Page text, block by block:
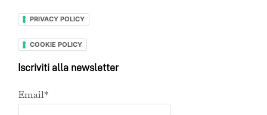
PRIVACY POLICY
COOKIE POLICY
Iscriviti alla newsletter
Email*